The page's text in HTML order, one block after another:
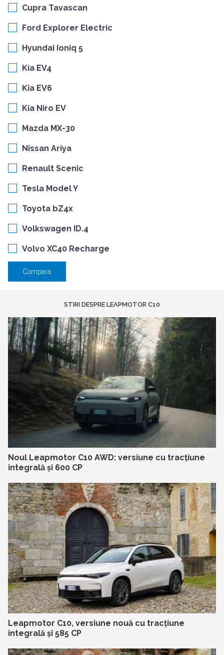
Cupra Tavascan
Ford Explorer Electric
Hyundai Ioniq 5
Kia EV4
Kia EV6
Kia Niro EV
Mazda MX-30
Nissan Ariya
Renault Scenic
Tesla Model Y
Toyota bZ4x
Volkswagen ID.4
Volvo XC40 Recharge
Compara
STIRI DESPRE LEAPMOTOR C10
Noul Leapmotor C10 AWD: versiune cu tracțiune
integrală și 600 CP
Leapmotor C10, versiune nouă cu tracțiune
integrală și 585 CP